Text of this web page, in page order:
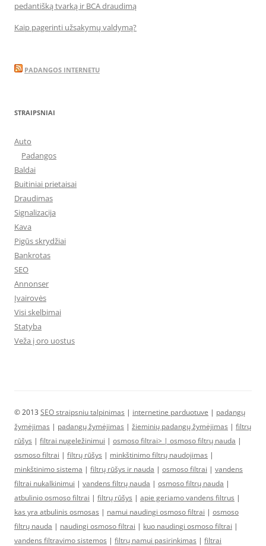
pedantišką tvarką ir BCA draudimą
Kaip pagerinti užsakymų valdymą?
PADANGOS INTERNETU
STRAIPSNIAI
Auto
Padangos
Baldai
Buitiniai prietaisai
Draudimas
Signalizacija
Kava
Pigūs skrydžiai
Bankrotas
SEO
Annonser
Įvairovės
Visi skelbimai
Statyba
Veža į oro uostus
© 2013 SEO straipsniu talpinimas | internetine parduotuve | padangų
žymėjimas | padangų žymėjimas | žieminių padangų žymėjimas | filtrų
rūšys | filtrai nugeležinimui | osmoso filtrai> | osmoso filtrų nauda |
osmoso filtrai | filtrų rūšys | minkštinimo filtrų naudojimas |
minkštinimo sistema | filtrų rūšys ir nauda | osmoso filtrai | vandens
filtrai nukalkinimui | vandens filtrų nauda | osmoso filtrų nauda |
atbulinio osmoso filtrai | filtrų rūšys | apie geriamo vandens filtrus |
kas yra atbulinis osmosas | namui naudingi osmoso filtrai | osmoso
filtrų nauda | naudingi osmoso filtrai | kuo naudingi osmoso filtrai |
vandens filtravimo sistemos | filtrų namui pasirinkimas | filtrai